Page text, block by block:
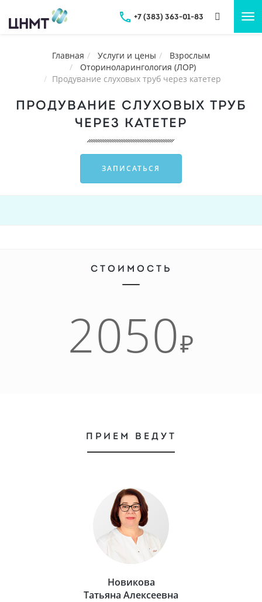
+7 (383) 363-01-83
Главная Услуги и цены
Взрослым
Оториноларингология (ЛОР)
Продувание слуховых труб через катетер
ПРОДУВАНИЕ СЛУХОВЫХ ТРУБ
ЧЕРЕЗ КАТЕТЕР
ЗАПИСАТЬСЯ
СТОИМОСТЬ
2050₽
ПРИЕМ ВЕДУТ
Новикова
Татьяна Алексеевна